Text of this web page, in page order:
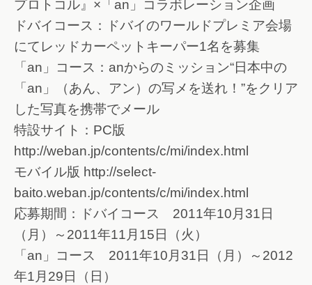
プロトコル』×「an」コラボレーション企画
ドバイコース：ドバイのワールドプレミア会場
にてレッドカーペットキーパー1名を募集
「an」コース：anからのミッション“日本中の
「an」（あん、アン）の写メを送れ！”をクリア
した写真を携帯でメール
特設サイト：PC版
http://weban.jp/contents/c/mi/index.html
モバイル版 http://select-
baito.weban.jp/contents/c/mi/index.html
応募期間：ドバイコース 2011年10月31日
（月）～2011年11月15日（火）
「an」コース 2011年10月31日（月）～2012
年1月29日（日）